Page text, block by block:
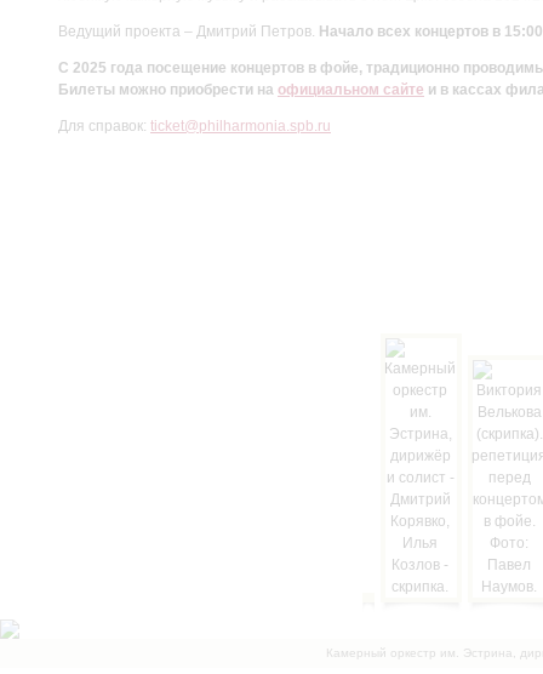
Ведущий проекта – Дмитрий Петров. Начало всех концертов в
С 2025 года посещение концертов в фойе, традиционно
Билеты можно приобрести на официальном сайте и в кассах
Для справок: ticket@philharmonia.spb.ru
Камерный оркестр им. Эстрина,